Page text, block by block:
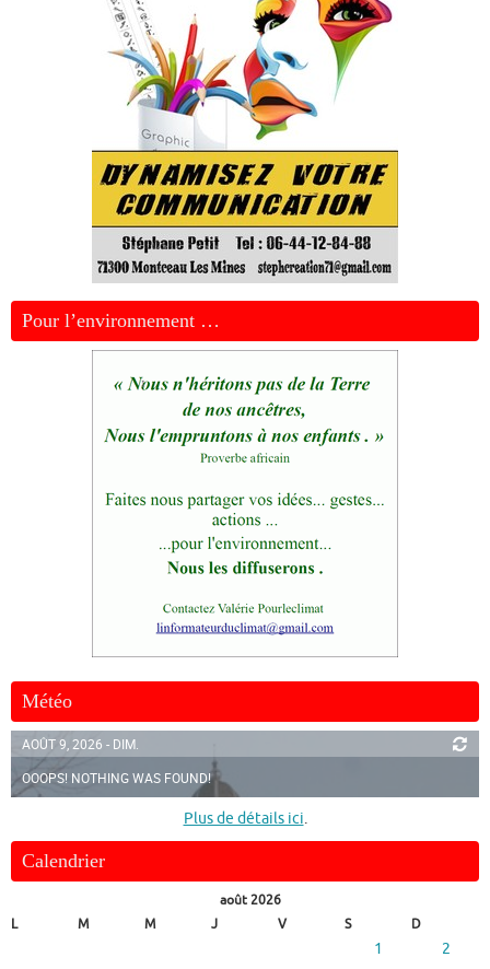
Pour l’environnement …
Météo
AOÛT 9, 2026 - DIM.
OOOPS! NOTHING WAS FOUND!
Plus de détails ici.
Calendrier
août 2026
L
M M J V S D
1
2